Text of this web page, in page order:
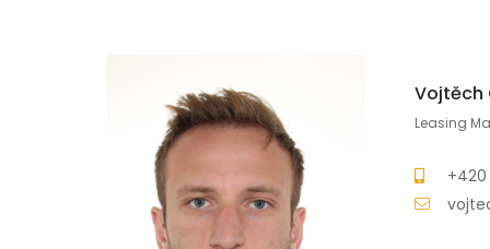
Vojtěch
Leasing